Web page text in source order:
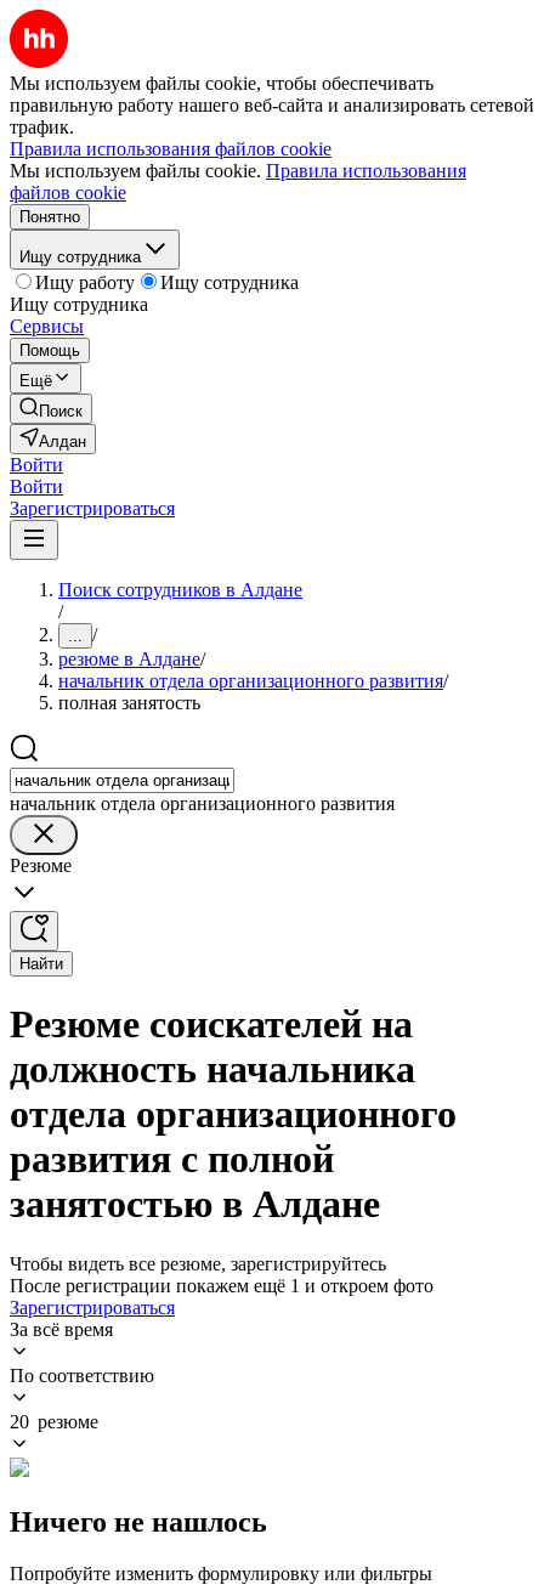
Мы используем файлы cookie, чтобы обеспечивать
правильную работу нашего веб-сайта и анализировать сетевой
трафик.
Правила использования файлов cookie
Мы используем файлы cookie. Правила использования
файлов cookie
Понятно
Ищу сотрудника
Ищу работу
Ищу сотрудника
Ищу сотрудника
Сервисы
Помощь
Ещё
Поиск
Алдан
Войти
Войти
Зарегистрироваться
Поиск сотрудников в Алдане
/
... /
резюме в Алдане/
начальник отдела организационного развития/
полная занятость
начальник отдела организационного развития
Резюме
Найти
Резюме соискателей на
должность начальника
отдела организационного
развития с полной
занятостью в Алдане
Чтобы видеть все резюме, зарегистрируйтесь
После регистрации покажем ещё 1 и откроем фото
Зарегистрироваться
За всё время
По соответствию
20 резюме
Ничего не нашлось
Попробуйте изменить формулировку или фильтры